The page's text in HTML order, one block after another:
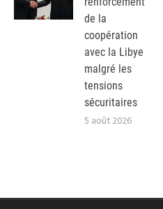
de la
coopération
avec la Libye
malgré les
tensions
sécuritaires
5 août 2026